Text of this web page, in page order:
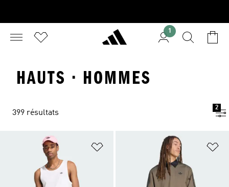
1
HAUTS · HOMMES
399 résultats
2
Ajouter à la Liste de produits